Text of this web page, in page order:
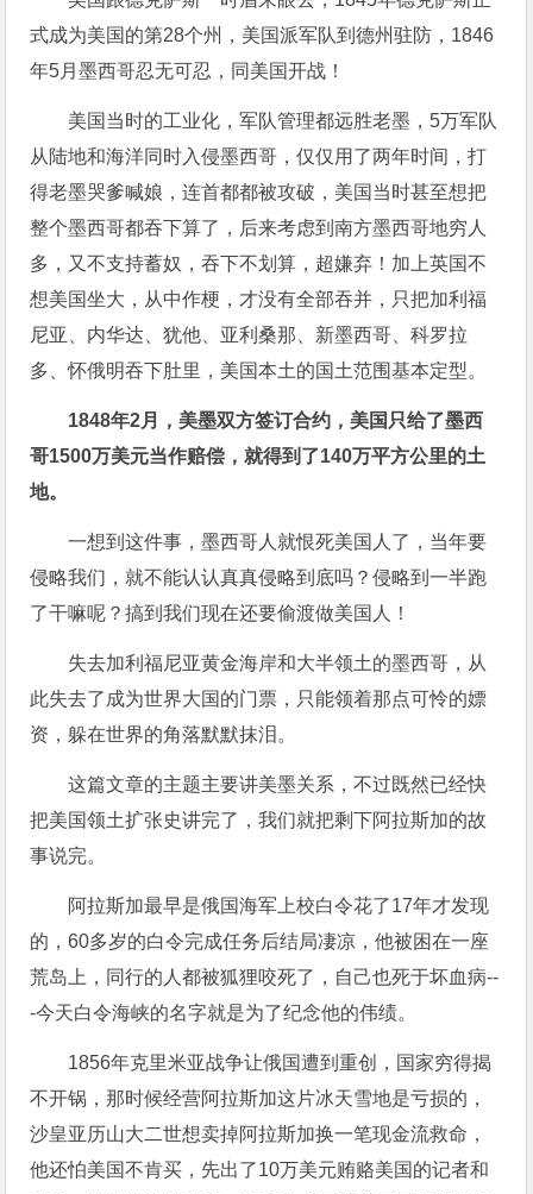
式成为美国的第28个州，美国派军队到德州驻防，1846
年5月墨西哥忍无可忍，同美国开战！
美国当时的工业化，军队管理都远胜老墨，5万军队
从陆地和海洋同时入侵墨西哥，仅仅用了两年时间，打
得老墨哭爹喊娘，连首都都被攻破，美国当时甚至想把
整个墨西哥都吞下算了，后来考虑到南方墨西哥地穷人
多，又不支持蓄奴，吞下不划算，超嫌弃！加上英国不
想美国坐大，从中作梗，才没有全部吞并，只把加利福
尼亚、内华达、犹他、亚利桑那、新墨西哥、科罗拉
多、怀俄明吞下肚里，美国本土的国土范围基本定型。
1848年2月，美墨双方签订合约，美国只给了墨西
哥1500万美元当作赔偿，就得到了140万平方公里的土
地。
一想到这件事，墨西哥人就恨死美国人了，当年要
侵略我们，就不能认认真真侵略到底吗？侵略到一半跑
了干嘛呢？搞到我们现在还要偷渡做美国人！
失去加利福尼亚黄金海岸和大半领土的墨西哥，从
此失去了成为世界大国的门票，只能领着那点可怜的嫖
资，躲在世界的角落默默抹泪。
这篇文章的主题主要讲美墨关系，不过既然已经快
把美国领土扩张史讲完了，我们就把剩下阿拉斯加的故
事说完。
阿拉斯加最早是俄国海军上校白令花了17年才发现
的，60多岁的白令完成任务后结局凄凉，他被困在一座
荒岛上，同行的人都被狐狸咬死了，自己也死于坏血病--
-今天白令海峡的名字就是为了纪念他的伟绩。
1856年克里米亚战争让俄国遭到重创，国家穷得揭
不开锅，那时候经营阿拉斯加这片冰天雪地是亏损的，
沙皇亚历山大二世想卖掉阿拉斯加换一笔现金流救命，
他还怕美国不肯买，先出了10万美元贿赂美国的记者和